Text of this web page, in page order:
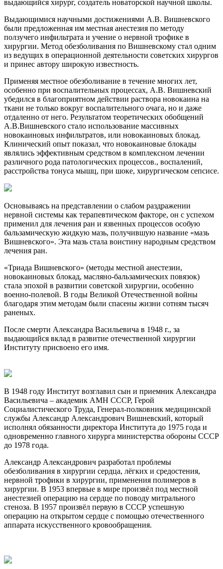
выдающийся хирург, создатель новаторской научной школы.
Выдающимися научными достижениями А.В. Вишневского
были предложенная им местная анестезия по методу
ползучего инфильтрата и учение о нервной трофике в
хирургии. Метод обезболивания по Вишневскому стал одним
из ведущих в операционной деятельности советских хирургов
и принес автору широкую известность.
Применяя местное обезболивание в течение многих лет,
особенно при воспалительных процессах, А.В. Вишневский
убедился в благоприятном действии раствора новокаина на
ткани не только вокруг воспалительного очага, но и даже
отдаленно от него. Результатом теоретических обобщений
А.В.Вишневского стало использование массивных
новокаиновых инфильтратов, или новокаиновых блокад.
Клинический опыт показал, что новокаиновые блокады
являлись эффективным средством в комплексном лечении
различного рода патологических процессов., воспалений,
расстройства тонуса мышц, при шоке, хирургическом сепсисе.
Основываясь на представлении о слабом раздражении
нервной системы как терапевтическом факторе, он с успехом
применил для лечения ран и язвенных процессов особую
бальзамическую жидкую мазь, получившую название «мазь
Вишневского». Эта мазь стала воистину народным средством
лечения ран.
«Триада Вишневского» (методы местной анестезии,
новокаиновых блокад, масляно-бальзамических повязок)
стала эпохой в развитии советской хирургии, особенно
военно-полевой. В годы Великой Отечественной войны
благодаря этим методам были спасены жизни сотням тысяч
раненых.
После смерти Александра Васильевича в 1948 г., за
выдающийся вклад в развитие отечественной хирургии
Институту присвоено его имя.
В 1948 году Институт возглавил сын и приемник Александра
Васильевича – академик АМН СССР, Герой
Социалистического Труда, Генерал-полковник медицинской
службы Александр Александрович Вишневский, который
исполнял обязанности директора Института до 1975 года и
одновременно главного хирурга министерства обороны СССР
до 1978 года.
Александр Александрович разработал проблемы
обезболивания в хирургии сердца, лёгких и средостения,
нервной трофики в хирургии, применения полимеров в
хирургии. В 1953 впервые в мире произвёл под местной
анестезией операцию на сердце по поводу митрального
стеноза. В 1957 произвёл первую в СССР успешную
операцию на открытом сердце с помощью отечественного
аппарата искусственного кровообращения.